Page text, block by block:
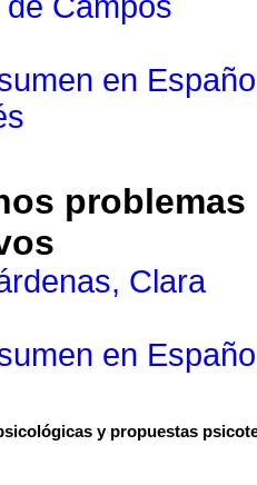
en
Clara
en
y propuestas